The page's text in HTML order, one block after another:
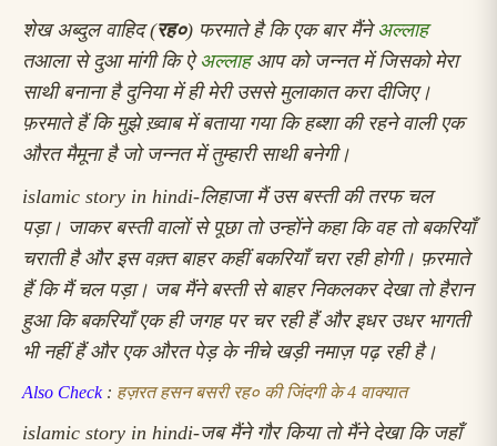
शेख अब्दुल वाहिद (रह०) फरमाते है कि एक बार मैंने अल्लाह
तआला से दुआ मांगी कि ऐ अल्लाहआप को जन्नत में जिसको मेरा
साथी बनाना है दुनिया में ही मेरी उससे मुलाकात करा दीजिए।
फ़रमाते हैं कि मुझे ख़्वाब में बताया गया कि हब्शा की रहने वाली एक
औरत मैमूना है जो जन्नत में तुम्हारी साथी बनेगी।
islamic story in hindi-लिहाजा मैं उस बस्ती की तरफ चल
पड़ा। जाकर बस्ती वालों से पूछा तो उन्होंने कहा कि वह तो बकरियाँ
चराती है और इस वक़्त बाहर कहीं बकरियाँ चरा रही होगी। फ़रमाते
हैं कि मैं चल पड़ा। जब मैंने बस्ती से बाहर निकलकर देखा तो हैरान
हुआ कि बकरियाँ एक ही जगह पर चर रही हैं और इधर उधर भागती
भी नहीं हैं और एक औरत पेड़ के नीचे खड़ी नमाज़ पढ़ रही है।
Also Check : हज़रत हसन बसरी रह० की जिंदगी के 4 वाक्यात
islamic story in hindi-जब मैंने गौर किया तो मैंने देखा कि जहाँ